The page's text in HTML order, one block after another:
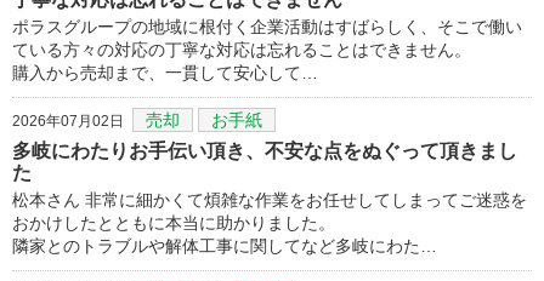
ポラスグループの地域に根付く企業活動はすばらしく、そこで働い
ている方々の対応の丁寧な対応は忘れることはできません。
購入から売却まで、一貫して安心して…
2026年07月02日 売却 お手紙
多岐にわたりお手伝い頂き、不安な点をぬぐって頂きまし
た
松本さん 非常に細かくて煩雑な作業をお任せしてしまってご迷惑を
おかけしたとともに本当に助かりました。
隣家とのトラブルや解体工事に関してなど多岐にわた…